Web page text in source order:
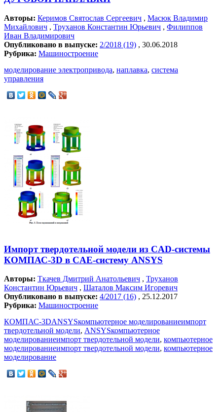
Авторы: Керимов Святослав Сергеевич , Масюк Владимир
Михайлович , Труханов Константин Юрьевич , Филиппов
Иван Владимирович
Опубликовано в выпуске: 2/2018 (19) , 30.06.2018
Рубрика: Машиностроение
моделирование электропривода, наплавка, система
управления
Импорт твердотельной модели из CAD-системы
КОМПАС-3D в CAE-систему ANSYS
Авторы: Ткачев Дмитрий Анатольевич , Труханов
Константин Юрьевич , Шаталов Максим Игоревич
Опубликовано в выпуске: 4/2017 (16) , 25.12.2017
Рубрика: Машиностроение
КОМПАС-3DANSYSкомпьютерное моделированиеимпорт
твердотельной модели, ANSYSкомпьютерное
моделированиеимпорт твердотельной модели, компьютерное
моделированиеимпорт твердотельной модели, компьютерное
моделирование